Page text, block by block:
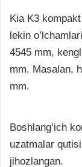
Kia K3
lekin
4545 mm,
mm. Masalan,
mm.
Boshlang’ich
uzatmalar
jihozlangan.